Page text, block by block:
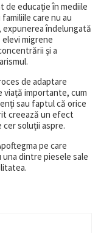
de educație în mediile
care nu au
îndelungată
migrene
și a
de adaptare
viață importante, cum
sau faptul că orice
creează un efect
soluții aspre.
pe care
dintre piesele sale